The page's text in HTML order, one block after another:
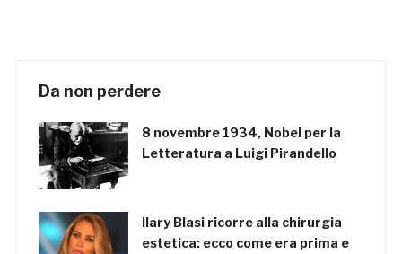
Da non perdere
8 novembre 1934, Nobel per la
Letteratura a Luigi Pirandello
Ilary Blasi ricorre alla chirurgia
estetica: ecco come era prima e